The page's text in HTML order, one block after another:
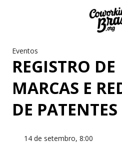
Eventos
REGISTRO DE
MARCAS E
DE PATENTES
14 de setembro, 8:00